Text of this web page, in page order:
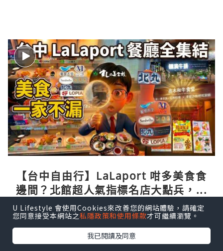
【台中自由行】LaLaport 咁多美食食
邊間？北館超人氣指標名店大點兵，深
度實測日本直送「北丸」職人料理與南
館 LOPIA 超市神級熟食區！
ChewingBrother 2小時前
U Lifestyle 會使用Cookies來改善您的網站體驗，請確定
您同意接受本網站之私隱政策和使用條款才可繼續瀏覽。
我已閱讀及同意